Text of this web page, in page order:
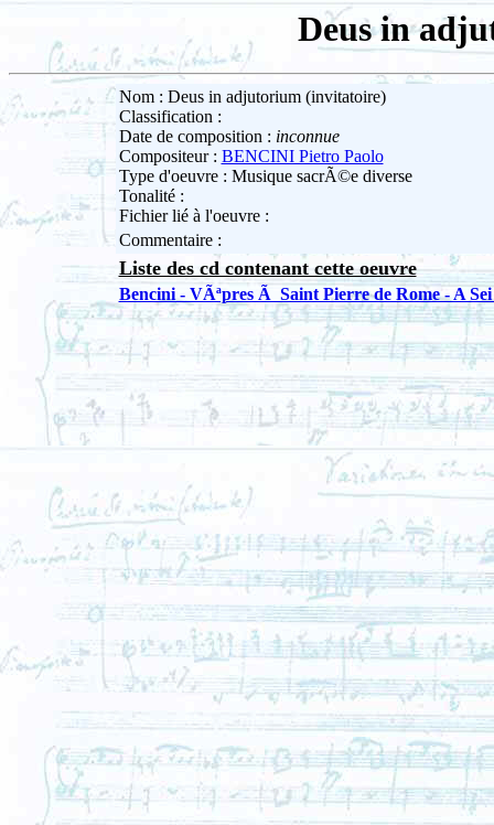
Deus in
Nom : Deus in adjutorium (invitatoire)
Classification :
Date de composition : inconnue
Compositeur : BENCINI Pietro Paolo
Type d'oeuvre : Musique sacrÃ©e diverse
Tonalité :
Fichier lié à l'oeuvre :
Commentaire :
Liste des cd contenant cette oeuvre
Bencini - VÃªpres Ã Saint Pierre de Rome - A